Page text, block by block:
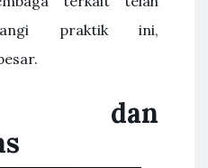
praktik ini,
dan